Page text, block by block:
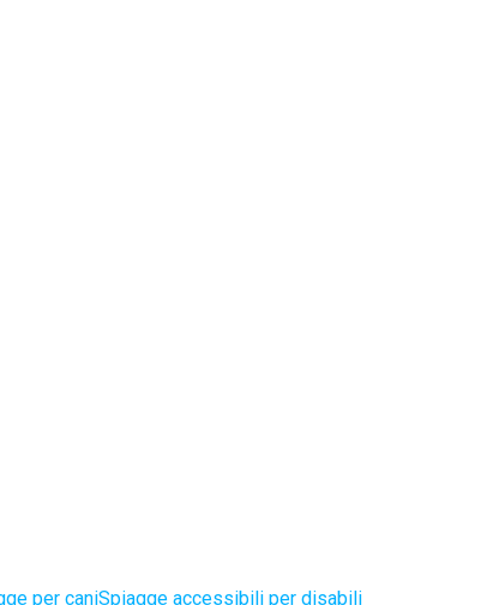
per caniSpiagge accessibili per disabili